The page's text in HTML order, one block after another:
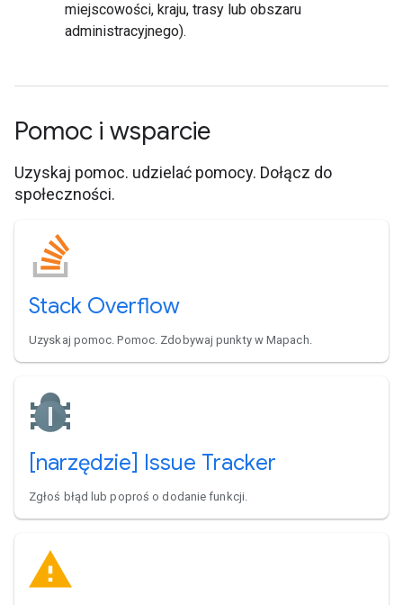
miejscowości, kraju, trasy lub obszaru
administracyjnego).
Pomoc i wsparcie
Uzyskaj pomoc. udzielać pomocy. Dołącz do
społeczności.
Stack Overflow
Uzyskaj pomoc. Pomoc. Zdobywaj punkty w Mapach.
[narzędzie] Issue Tracker
Zgłoś błąd lub poproś o dodanie funkcji.